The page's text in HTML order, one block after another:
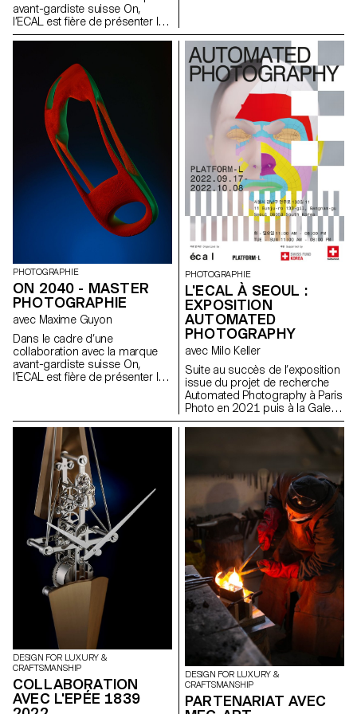
impressions monumentales
sur tissu, des coussins-images
géants invitent le public à
fluidité des genres et les
définitions toujours
changeantes de la beauté et de
l'expression de soi.
pouvoirs créatifs d'une
génération émergente et de
l'attrait durable de la nature
pour nous tous.
avant-gardiste suisse On,
l’ECAL est fière de présenter le
travail interdisciplinaire réalisé
Masters Design de produit,
Photographie et Type Design.
PHOTOGRAPHIE
ON 2040 - MASTER
PHOTOGRAPHIE
avec Maxime Guyon
Dans le cadre d’une
collaboration avec la marque
avant-gardiste suisse On,
l’ECAL est fière de présenter le
Masters Design de produit,
Photographie et Type Design.
PHOTOGRAPHIE
L'ECAL À SEOUL :
EXPOSITION
AUTOMATED
PHOTOGRAPHY
avec Milo Keller
Suite au succès de l’exposition
issue du projet de recherche
Automated Photography à Paris
Photo en 2021 puis à la Galerie
l’elac en 2022, l’ECAL/Ecole
cantonale d’art de Lausanne
Seoul du 17 septembre au 8
octobre 2022, pour une
exposition audiovisuelle
immersive.
DESIGN FOR LUXURY &
CRAFTSMANSHIP
COLLABORATION
AVEC L'EPÉE 1839
DESIGN FOR LUXURY &
CRAFTSMANSHIP
PARTENARIAT AVEC